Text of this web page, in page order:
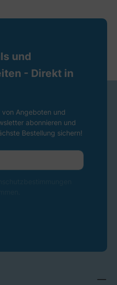
und
- Direkt in
von Angeboten und
abonnieren und
Bestellung sichern!